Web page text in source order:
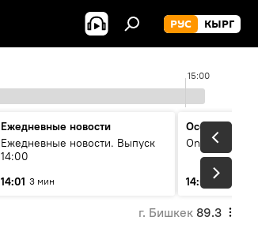
РУС КЫРГ
15:00
Ежедневные новости
Ежедневные новости. Выпуск
14:00
14:01 3 мин
Особый
On air
14:05
г. Бишкек 89.3